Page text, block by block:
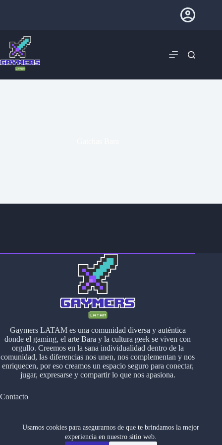
Usamos cookies para asegurarnos de que te brindamos la mejor
experiencia en nuestro sitio web.
Gaymers LATAM es una comunidad diversa y auténtica
donde el gaming, el arte Bara y la cultura geek se viven con
orgullo. Creemos en la sana individualidad dentro de la
comunidad, las diferencias nos unen, nos complementan y nos
enriquecen, por eso creamos un espacio seguro para conectar,
jugar, expresarse y compartir lo que nos apasiona.
Contacto